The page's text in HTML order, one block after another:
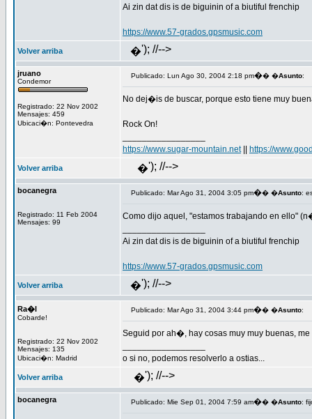
Ai zin dat dis is de biguinin of a biutiful frenchip
https://www.57-grados.gpsmusic.com
Volver arriba �'); //-->
jruano
Condemor
Registrado: 22 Nov 2002
Mensajes: 459
Ubicaci�n: Pontevedra
Publicado: Lun Ago 30, 2004 2:18 pm�� �Asunto:
No dej�is de buscar, porque esto tiene muy
Rock On!
https://www.sugar-mountain.net|| https://
Volver arriba �'); //-->
bocanegra
Registrado: 11 Feb 2004
Mensajes: 99
Publicado: Mar Ago 31, 2004 3:05 pm�� �Asunto:
Como dijo aquel, "estamos trabajando en ello"
Ai zin dat dis is de biguinin of a biutiful frenchip
https://www.57-grados.gpsmusic.com
Volver arriba �'); //-->
Ra�l
Cobarde!
Registrado: 22 Nov 2002
Mensajes: 135
Ubicaci�n: Madrid
Publicado: Mar Ago 31, 2004 3:44 pm�� �Asunto:
Seguid por ah�, hay cosas muy muy buenas,
o si no, podemos resolverlo a ostias...
Volver arriba �'); //-->
bocanegra Publicado: Mie Sep 01, 2004 7:59 am�� �Asunto: